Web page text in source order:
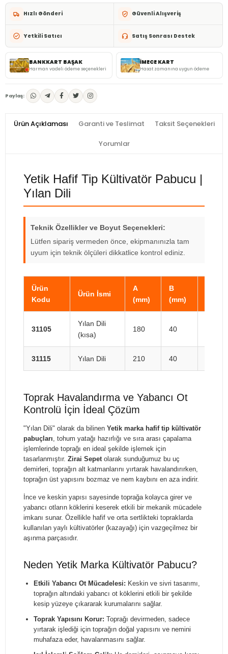
Hızlı Gönderi Güvenli Alışveriş
Yetkili Satıcı Satış Sonrası Destek
BANKKART BAŞAK
Harman vadeli ödeme seçenekleri
İMECE KART
Hasat zamanına uygun ödeme
Paylaş:
Ürün Açıklaması Garanti ve Teslimat Taksit Seçenekleri
Yorumlar
Yetik Hafif Tip Kültivatör Pabucu |
Yılan Dili
Teknik Özellikler ve Boyut Seçenekleri:
Lütfen sipariş vermeden önce, ekipmanınızla tam
uyum için teknik ölçüleri dikkatlice kontrol ediniz.
Ürün
Kodu
Ürün İsmi
A
(mm)
B
(mm)
31105
Yılan Dili
(kısa)
180 40
31115 Yılan Dili 210 40
Toprak Havalandırma ve Yabancı Ot
Kontrolü İçin İdeal Çözüm
"Yılan Dili" olarak da bilinen Yetik marka hafif tip kültivatör
pabuçları, tohum yatağı hazırlığı ve sıra arası çapalama
işlemlerinde toprağı en ideal şekilde işlemek için
tasarlanmıştır. Zirai Sepetolarak sunduğumuz bu uç
demirleri, toprağın alt katmanlarını yırtarak havalandırırken,
toprağın üst yapısını bozmaz ve nem kaybını en aza indirir.
İnce ve keskin yapısı sayesinde toprağa kolayca girer ve
yabancı otların köklerini keserek etkili bir mekanik mücadele
imkanı sunar. Özellikle hafif ve orta sertlikteki topraklarda
kullanılan yaylı kültivatörler (kazayağı) için vazgeçilmez bir
aşınma parçasıdır.
Neden Yetik Marka Kültivatör Pabucu?
Etkili Yabancı Ot Mücadelesi: Keskin ve sivri tasarımı,
toprağın altındaki yabancı ot köklerini etkili bir şekilde
kesip yüzeye çıkararak kurumalarını sağlar.
Toprak Yapısını Korur: Toprağı devirmeden, sadece
yırtarak işlediği için toprağın doğal yapısını ve nemini
muhafaza eder, havalanmasını sağlar.